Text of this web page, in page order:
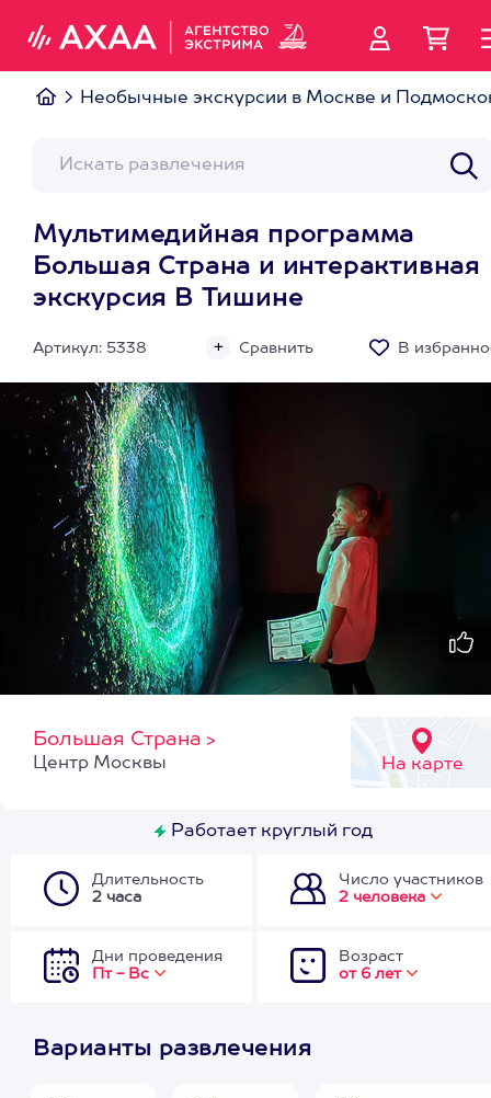
Необычные экскурсии в Москве и
Мультимедийная программа
Большая Страна и интерактивная
экскурсия В Тишине
Артикул: 5338 Сравнить В
Большая Страна >
На карте
Центр Москвы
Работает круглый год
Длительность
2 часа
Число участников
2 человека
Дни проведения
Пт - Вс
Возраст
от 6 лет
Варианты развлечения